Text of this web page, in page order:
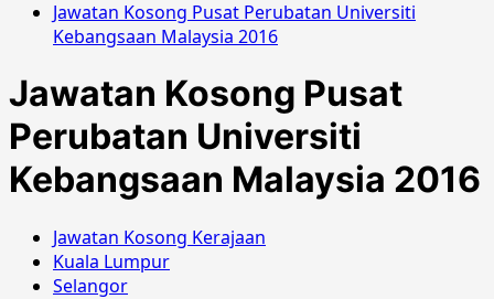
Jawatan Kosong Pusat Perubatan Universiti
Kebangsaan Malaysia 2016
Jawatan Kosong Pusat
Perubatan Universiti
Kebangsaan Malaysia 2016
Jawatan Kosong Kerajaan
Kuala Lumpur
Selangor